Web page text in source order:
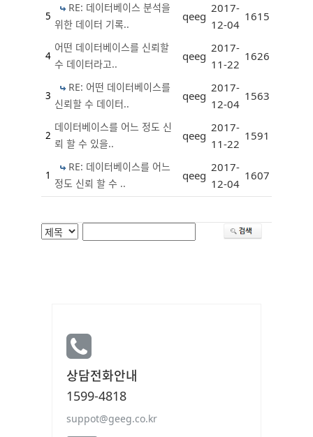
5
RE: 데이터베이스 분석을
위한 데이터 기록..
qeeg
2017-
12-04
1615
4
어떤 데이터베이스를 신뢰할
수 데이터라고..
qeeg
2017-
11-22
1626
3
RE: 어떤 데이터베이스를
신뢰할 수 데이터..
qeeg
2017-
12-04
1563
2
데이터베이스를 어느 정도 신
뢰 할 수 있을..
qeeg
2017-
11-22
1591
1
RE: 데이터베이스를 어느
정도 신뢰 할 수 ..
qeeg
2017-
12-04
1607
상담전화안내
1599-4818
suppot@geeg.co.kr